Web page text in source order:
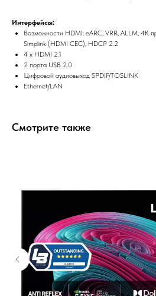
Интерфейсы:
Возможности HDMI: eARC, VRR, ALLM, 4K
Simplink (HDMI CEC), HDCP 2.2
4 x HDMI 2.1
2 порта USB 2.0
Цифровой аудиовыход SPDIF/TOSLINK
Ethernet/LAN
Смотрите также